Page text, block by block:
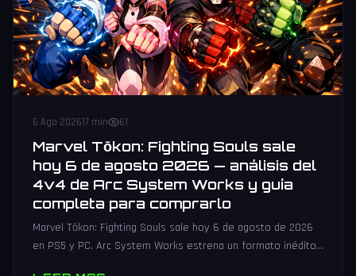
6 Ago 202617 min 61
Marvel Tōkon: Fighting Souls sale
hoy 6 de agosto 2026 — análisis del
4v4 de Arc System Works y guía
completa para comprarlo
Marvel Tōkon: Fighting Souls sale hoy 6 de agosto de 2026
en PS5 y PC. Arc System Works estrena un formato inédito